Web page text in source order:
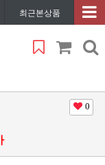
최근본상품
0